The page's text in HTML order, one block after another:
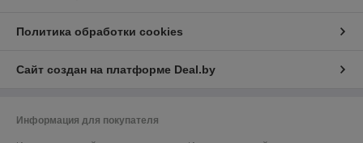
Политика обработки cookies
Сайт создан на платформе Deal.by
Информация для покупателя